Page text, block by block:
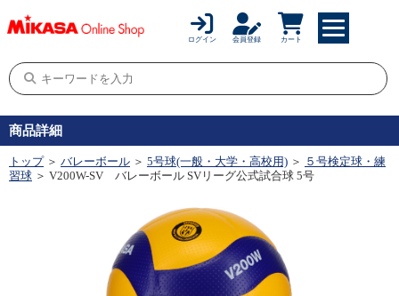
ログイン 会員登録 カート
商品詳細
トップ ＞ バレーボール ＞ 5号球(一般・大学・高校用) ＞ ５号検定球・練
習球 ＞ V200W-SV バレーボール SVリーグ公式試合球 5号